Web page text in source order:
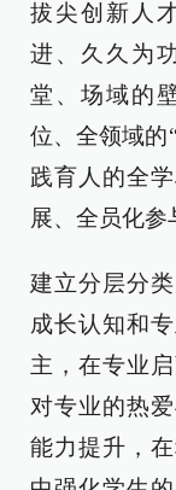
拔尖创新人
进、久久为
堂、场域的
位、全领域的
践育人的全
展、全员化参
建立分层分
成长认知和
主，在专业
对专业的热
能力提升，